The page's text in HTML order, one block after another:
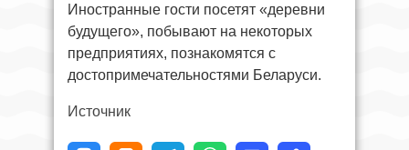
Иностранные гости посетят «деревни
будущего», побывают на некоторых
предприятиях, познакомятся с
достопримечательностями Беларуси.
Источник